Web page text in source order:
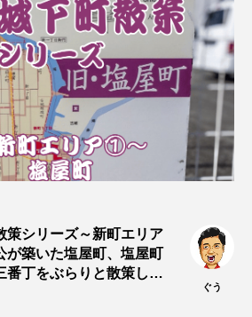
策シリーズ～新町エリア
築いた塩屋町、塩屋町
番丁をぶらりと散策して
ぐう